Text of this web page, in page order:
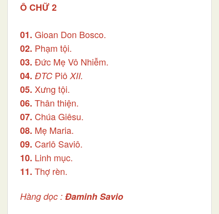
Ô CHỮ 2
01. Gioan Don Bosco.
02. Phạm tội.
03. Đức Mẹ Vô Nhiễm.
04. ĐTC Piô XII.
05. Xưng tội.
06. Thân thiện.
07. Chúa Giêsu.
08. Mẹ Maria.
09. Carlô Saviô.
10. Linh mục.
11. Thợ rèn.
Hàng dọc : Đaminh Savio